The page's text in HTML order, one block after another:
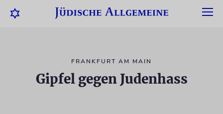
FRANKFURT AM MAIN
Gipfel gegen Judenhass